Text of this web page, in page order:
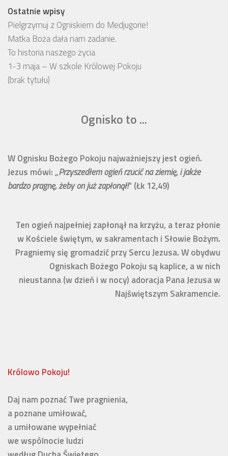
Ostatnie wpisy
Pielgrzymuj z Ogniskiem do Medjugorie!
Matka Boża dała nam zadanie.
To historia naszego życia
1-3 maja – W szkole Królowej Pokoju
(brak tytułu)
Ognisko to ...
W Ognisku Bożego Pokoju najważniejszy jest ogień.
Jezus mówi: „Przyszedłem ogień rzucić na ziemię, i jakże
bardzo pragnę, żeby on już zapłonął!” (Łk 12,49)
Ten ogień najpełniej zapłonął na krzyżu, a teraz płonie
w Kościele świętym, w sakramentach i Słowie Bożym.
Pragniemy się gromadzić przy Sercu Jezusa. W obydwu
Ogniskach Bożego Pokoju są kaplice, a w nich
nieustanna (w dzień i w nocy) adoracja Pana Jezusa w
Najświętszym Sakramencie.
Królowo Pokoju!
Daj nam poznać Twe pragnienia,
a poznane umiłować,
a umiłowane wypełniać
we wspólnocie ludzi